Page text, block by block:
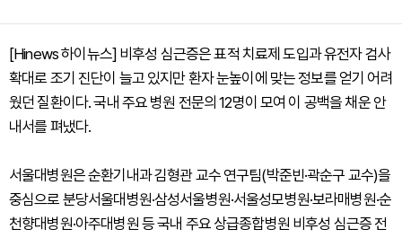
[Hinews 하이뉴스] 비후성 심근증은 표적 치료제 도입과 유전자 검사
확대로 조기 진단이 늘고 있지만 환자 눈높이에 맞는 정보를 얻기 어려
웠던 질환이다. 국내 주요 병원 전문의 12명이 모여 이 공백을 채운 안
내서를 펴냈다.
서울대병원은 순환기내과 김형관 교수 연구팀(박준빈·곽순구 교수)을
중심으로 분당서울대병원·삼성서울병원·서울성모병원·보라매병원·순
천향대병원·아주대병원 등 국내 주요 상급종합병원 비후성 심근증 전